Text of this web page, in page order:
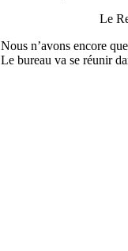
Le
Nous n’avons encore
Le bureau va se réunir